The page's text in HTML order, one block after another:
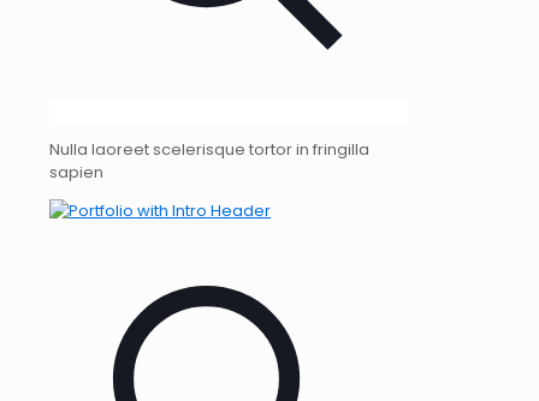
Nulla laoreet scelerisque tortor in fringilla
sapien